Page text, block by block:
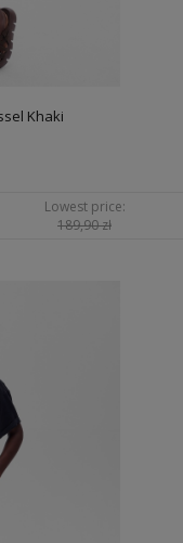
Khaki
Lowest price:
189,90 zł